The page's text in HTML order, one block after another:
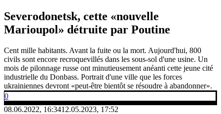
Severodonetsk, cette «nouvelle
Marioupol» détruite par Poutine
Cent mille habitants. Avant la fuite ou la mort. Aujourd'hui, 800
civils sont encore recroquevillés dans les sous-sol d'une usine. Un
mois de pilonnage russe ont minutieusement anéanti cette jeune cité
industrielle du Donbass. Portrait d'une ville que les forces
ukrainiennes devront «peut-être bientôt se résoudre à abandonner».
0
08.06.2022, 16:3412.05.2023, 17:52